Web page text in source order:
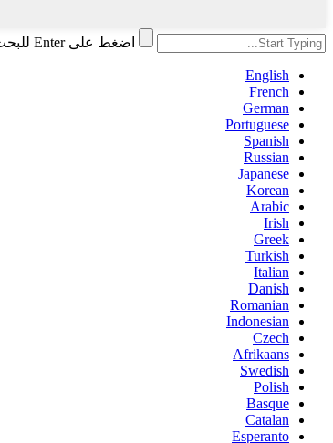
اضغط على Enter للبحث أو ESC للإغلاق
English
French
German
Portuguese
Spanish
Russian
Japanese
Korean
Arabic
Irish
Greek
Turkish
Italian
Danish
Romanian
Indonesian
Czech
Afrikaans
Swedish
Polish
Basque
Catalan
Esperanto